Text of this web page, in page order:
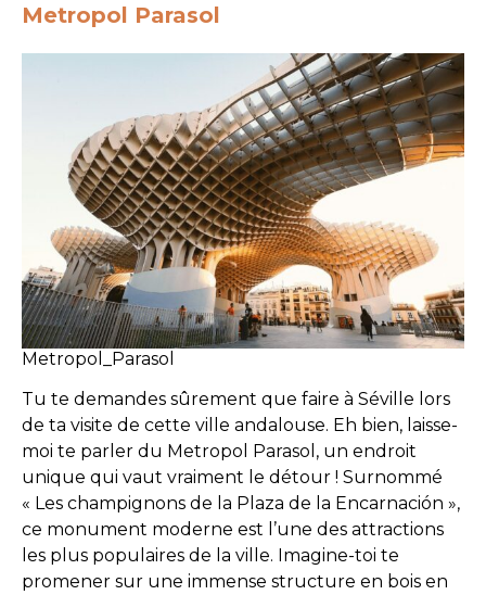
Metropol Parasol
Metropol_Parasol
Tu te demandes sûrement que faire à Séville lors
de ta visite de cette ville andalouse. Eh bien, laisse-
moi te parler du Metropol Parasol, un endroit
unique qui vaut vraiment le détour ! Surnommé
« Les champignons de la Plaza de la Encarnación »,
ce monument moderne est l’une des attractions
les plus populaires de la ville. Imagine-toi te
promener sur une immense structure en bois en